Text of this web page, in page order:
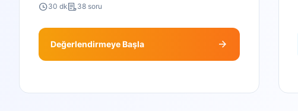
30 dk 38 soru
Değerlendirmeye Başla